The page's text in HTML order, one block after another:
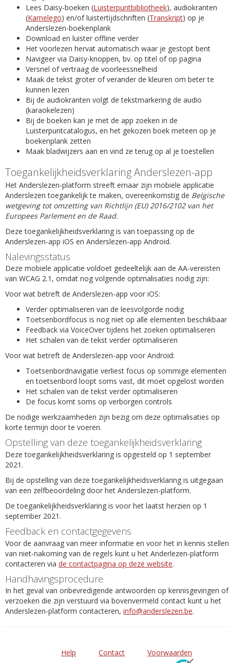
Lees Daisy-boeken (Luisterpuntbibliotheek), audiokranten
(Kamelego) en/of luistertijdschriften (Transkript) op je
Anderslezen-boekenplank
Download en luister offline verder
Het voorlezen hervat automatisch waar je gestopt bent
Navigeer via Daisy-knoppen, bv. op titel of op pagina
Versnel of vertraag de voorleessnelheid
Maak de tekst groter of verander de kleuren om beter te
kunnen lezen
Bij de audiokranten volgt de tekstmarkering de audio
(karaokelezen)
Bij de boeken kan je met de app zoeken in de
Luisterpuntcatalogus, en het gekozen boek meteen op je
boekenplank zetten
Maak bladwijzers aan en vind ze terug op al je toestellen
Toegankelijkheidsverklaring Anderslezen-app
Het Anderslezen-platform streeft ernaar zijn mobiele applicatie
Anderslezen toegankelijk te maken, overeenkomstig de Belgische
wetgeving tot omzetting van Richtlijn (EU) 2016/2102 van het
Europees Parlement en de Raad.
Deze toegankelijkheidsverklaring is van toepassing op de
Anderslezen-app iOS en Anderslezen-app Android.
Nalevingsstatus
Deze mobiele applicatie voldoet gedeeltelijk aan de AA-vereisten
van WCAG 2.1, omdat nog volgende optimalisaties nodig zijn:
Voor wat betreft de Anderslezen-app voor iOS:
Verder optimaliseren van de leesvolgorde nodig
Toetsenbordfocus is nog niet op alle elementen beschikbaar
Feedback via VoiceOver tijdens het zoeken optimaliseren
Het schalen van de tekst verder optimaliseren
Voor wat betreft de Anderslezen-app voor Android:
Toetsenbordnavigatie verliest focus op sommige elementen
en toetsenbord loopt soms vast, dit moet opgelost worden
Het schalen van de tekst verder optimaliseren
De focus komt soms op verborgen controls
De nodige werkzaamheden zijn bezig om deze optimalisaties op
korte termijn door te voeren.
Opstelling van deze toegankelijkheidsverklaring
Deze toegankelijkheidsverklaring is opgesteld op 1 september
2021.
Bij de opstelling van deze toegankelijkheidsverklaring is uitgegaan
van een zelfbeoordeling door het Anderslezen-platform.
De toegankelijkheidsverklaring is voor het laatst herzien op 1
september 2021.
Feedback en contactgegevens
Voor de aanvraag van meer informatie en voor het in kennis stellen
van niet-nakoming van de regels kunt u het Anderlezen-platform
contacteren via de contactpagina op deze website.
Handhavingsprocedure
In het geval van onbevredigende antwoorden op kennisgevingen of
verzoeken die zijn verstuurd via bovenvermeld contact kunt u het
Anderslezen-platform contacteren, info@anderslezen.be.
Help Contact
Voorwaarden